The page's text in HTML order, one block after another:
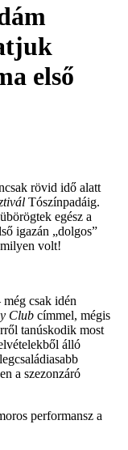
első
rövid idő alatt
Tószínpadáig.
egész a
igazán „dolgos”
volt!
még csak idén
Club címmel, mégis
tanúskodik most
álló
a szezonzáró
performansz a